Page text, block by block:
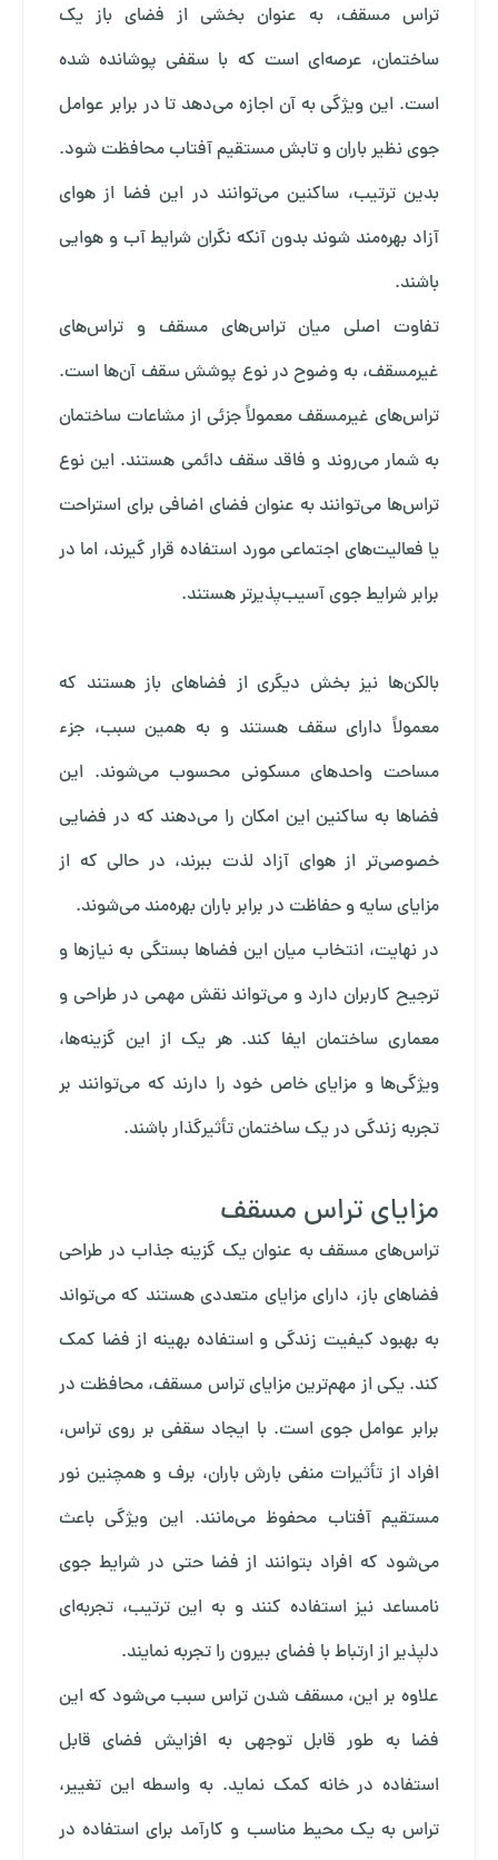
تراس مسقف، به عنوان بخشی از فضای باز یک
ساختمان، عرصه‌ای است که با سقفی پوشانده شده
است. این ویژگی به آن اجازه می‌دهد تا در برابر عوامل
جوی نظیر باران و تابش مستقیم آفتاب محافظت شود.
بدین ترتیب، ساکنین می‌توانند در این فضا از هوای
آزاد بهره‌مند شوند بدون آنکه نگران شرایط آب و هوایی
باشند.
تفاوت اصلی میان تراس‌های مسقف و تراس‌های
غیرمسقف، به وضوح در نوع پوشش سقف آن‌ها است.
تراس‌های غیرمسقف معمولاً جزئی از مشاعات ساختمان
به شمار می‌روند و فاقد سقف دائمی هستند. این نوع
تراس‌ها می‌توانند به عنوان فضای اضافی برای استراحت
یا فعالیت‌های اجتماعی مورد استفاده قرار گیرند، اما در
برابر شرایط جوی آسیب‌پذیرتر هستند.
بالکن‌ها نیز بخش دیگری از فضاهای باز هستند که
معمولاً دارای سقف هستند و به همین سبب، جزء
مساحت واحدهای مسکونی محسوب می‌شوند. این
فضاها به ساکنین این امکان را می‌دهند که در فضایی
خصوصی‌تر از هوای آزاد لذت ببرند، در حالی که از
مزایای سایه و حفاظت در برابر باران بهره‌مند می‌شوند.
در نهایت، انتخاب میان این فضاها بستگی به نیازها و
ترجیح کاربران دارد و می‌تواند نقش مهمی در طراحی و
معماری ساختمان ایفا کند. هر یک از این گزینه‌ها،
ویژگی‌ها و مزایای خاص خود را دارند که می‌توانند بر
تجربه زندگی در یک ساختمان تأثیرگذار باشند.
مزایای تراس مسقف
تراس‌های مسقف به عنوان یک گزینه جذاب در طراحی
فضاهای باز، دارای مزایای متعددی هستند که می‌تواند
به بهبود کیفیت زندگی و استفاده بهینه از فضا کمک
کند. یکی از مهم‌ترین مزایای تراس مسقف، محافظت در
برابر عوامل جوی است. با ایجاد سقفی بر روی تراس،
افراد از تأثیرات منفی بارش باران، برف و همچنین نور
مستقیم آفتاب محفوظ می‌مانند. این ویژگی باعث
می‌شود که افراد بتوانند از فضا حتی در شرایط جوی
نامساعد نیز استفاده کنند و به این ترتیب، تجربه‌ای
دلپذیر از ارتباط با فضای بیرون را تجربه نمایند.
علاوه بر این، مسقف شدن تراس سبب می‌شود که این
فضا به طور قابل توجهی به افزایش فضای قابل
استفاده در خانه کمک نماید. به واسطه این تغییر،
تراس به یک محیط مناسب و کارآمد برای استفاده در